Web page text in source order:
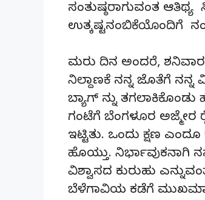
ಸಂತುಷ್ಠರಾಗುವಂತ ಆತಿಥ್ಯ
ಉತ್ಕಷ್ಟನಂಬಿಕೆಯೊಂದಿಗೆ
ಮರು ದಿನ ಅಂದರೆ, ಶನಿವಾರ
ನಿಲ್ದಾಣಕೆ ನನ್ನ ಜೊತೆಗೆ
ಬ್ಯಾಗ್ ನ್ನು
ಗಂಟೆಗೆ ಬೆಂಗಳೂರ ಅಜ್ಮೇರ
ಇಟ್ಟಿತು. ಒಂದು ಕ್ಷಣ
ಹೊಯ್ತು. ನಿರ್ಭಾವುಕನಾಗಿ
ವಿಶ್ವಾಸದ ಕುರುಹು
ಬೆಳೆಗಾವಿಯ ಕಡೆಗೆ ಮುಖಮಾಡಿ